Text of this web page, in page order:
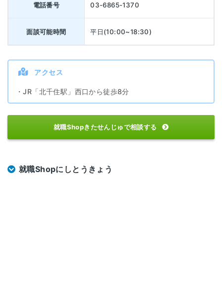
電話番号 03-6865-1370
面談可能時間 平日(10:00~18:30)
アクセス
・JR「北千住駅」西口から徒歩8分
就職Shopきたせんじゅで相談する
就職Shopにしとうきょう